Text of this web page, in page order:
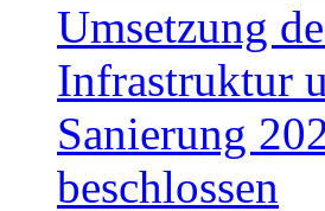
Umsetzung
Infrastruktur
Sanierung
beschlossen